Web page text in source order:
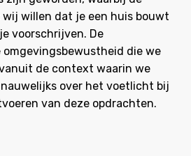
willen dat je een huis bouwt
voorschrijven. De
die we
de context waarin we
over het voetlicht bij
van deze opdrachten.